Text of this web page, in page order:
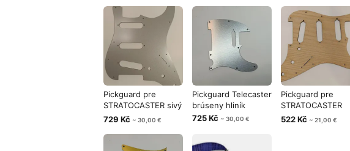
Pickguard pre
STRATOCASTER sivý
hliník
729 Kč ~ 30,00 €
Pickguard Telecaster
brúseny hliník
725 Kč ~ 30,00 €
Pickguard pre
STRATOCASTER
prírodný dub
522 Kč ~ 21,00 €